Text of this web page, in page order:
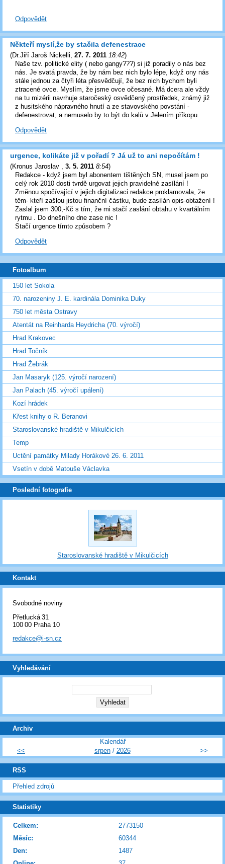
Odpovědět
Někteří myslí,že by stačila defenestrace
(Dr.Jiří Jaroš Nickelli, 27. 7. 2011 18:42)
Naše tzv. politické elity ( nebo gangy???) si již poradily o nás bez
nás. Je svatá pravda, že by nám bez nich bylo lépe, když ony nás
stále jednou za čtyři léta přesvědčují, že bez nich bychom byli
ztracené ovce. Myslím, že jsme ovce očesané. Má dcera ale vždy
na tu mizérii navrhuje staročeský osvědčený prostředek, známý již
z husitského nápravného hnutí a ze stavovského povstání -
defenestrovat, a nemuselo by to být do kalů v Jelením příkopu.
Odpovědět
urgence, kolikáte již v pořadí ? Já už to ani nepočítám !
(Kronus Jaroslav , 3. 5. 2011 8:54)
Redakce - když jsem byl abonentem tištěných SN, musel jsem po
celý rok 2010 dosti tvrdě urgovat jejich pravidelné zasílání !
Změnou spočívající v jejich digitalizaci redakce proklamovala, že
těm- kteří zašlou jistou finanční částku, bude zasílán opis-obtažení !
Zaslal jsem 300,-Kč s tím, že mi stačí zaslání obtahu v kvartálním
rytmu . Do dnešního dne zase nic !
Stačí urgence tímto způsobem ?
Odpovědět
Fotoalbum
150 let Sokola
70. narozeniny J. E. kardinála Dominika Duky
750 let města Ostravy
Atentát na Reinharda Heydricha (70. výročí)
Hrad Krakovec
Hrad Točník
Hrad Žebrák
Jan Masaryk (125. výročí narození)
Jan Palach (45. výročí upálení)
Kozí hrádek
Křest knihy o R. Beranovi
Staroslovanské hradiště v Mikulčicích
Temp
Uctění památky Milady Horákové 26. 6. 2011
Vsetín v době Matouše Václavka
Poslední fotografie
Staroslovanské hradiště v Mikulčicích
Kontakt
Svobodné noviny
Přetlucká 31
100 00 Praha 10
redakce@i-sn.cz
Vyhledávání
Archiv
Kalendář
<<
srpen/ 2026 >>
RSS
Přehled zdrojů
Statistiky
Celkem:
2773150
Měsíc:
60344
Den:
1487